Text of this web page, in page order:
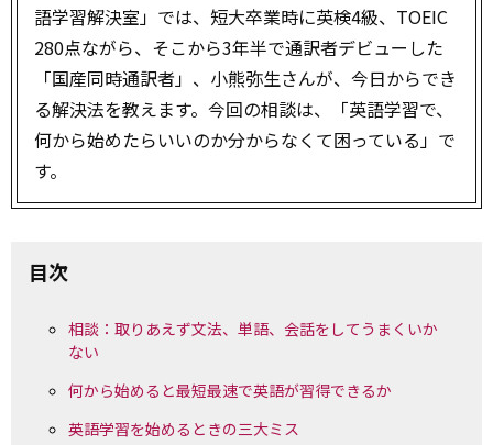
語学習解決室」では、短大卒業時に英検4級、TOEIC
280点ながら、そこから3年半で通訳者デビューした
「国産同時通訳者」、小熊弥生さんが、今日からでき
る解決法を教えます。今回の相談は、「英語学習で、
何から始めたらいいのか分からなくて困っている」で
す。
目次
相談：取りあえず文法、単語、会話をしてうまくいか
ない
何から始めると最短最速で英語が習得できるか
英語学習を始めるときの三大ミス